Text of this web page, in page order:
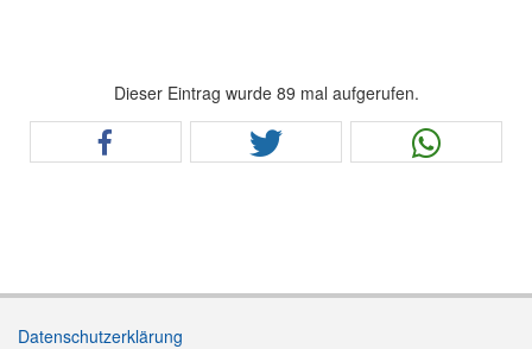
Dieser Eintrag wurde 89 mal aufgerufen.
Datenschutzerklärung